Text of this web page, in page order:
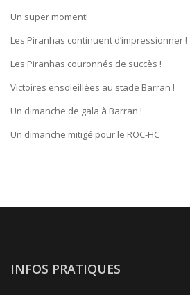
Un super moment!
Les Piranhas continuent d’impressionner !
Les Piranhas couronnés de succès !
Victoires ensoleillées au stade Barran !
Un dimanche de gala à Barran !
Un dimanche mitigé pour le ROC-HC
INFOS PRATIQUES